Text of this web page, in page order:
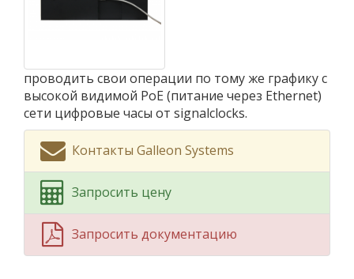
проводить свои операции по тому же графику с
высокой видимой PoE (питание через Ethernet)
сети цифровые часы от signalclocks.
Контакты Galleon Systems
Запросить цену
Запросить документацию